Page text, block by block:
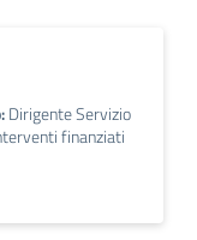
Dirigente Servizio
finanziati